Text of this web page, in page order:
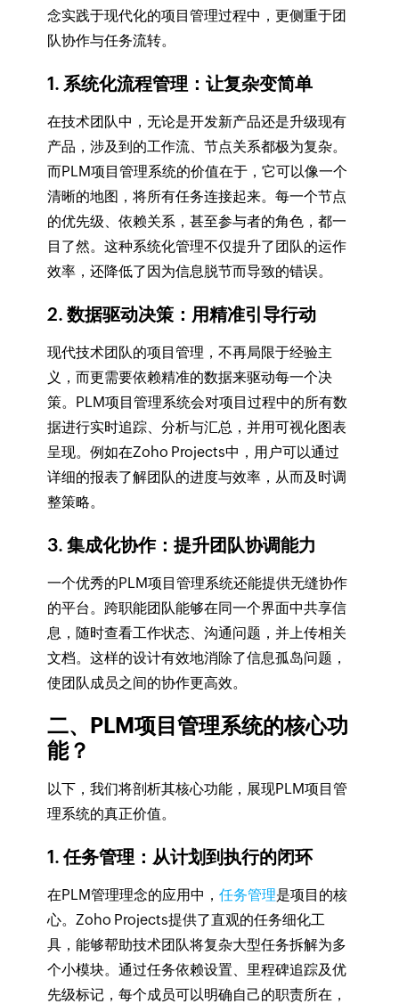
念实践于现代化的项目管理过程中，更侧重于团
队协作与任务流转。
1. 系统化流程管理：让复杂变简单
在技术团队中，无论是开发新产品还是升级现有
产品，涉及到的工作流、节点关系都极为复杂。
而PLM项目管理系统的价值在于，它可以像一个
清晰的地图，将所有任务连接起来。每一个节点
的优先级、依赖关系，甚至参与者的角色，都一
目了然。这种系统化管理不仅提升了团队的运作
效率，还降低了因为信息脱节而导致的错误。
2. 数据驱动决策：用精准引导行动
现代技术团队的项目管理，不再局限于经验主
义，而更需要依赖精准的数据来驱动每一个决
策。PLM项目管理系统会对项目过程中的所有数
据进行实时追踪、分析与汇总，并用可视化图表
呈现。例如在Zoho Projects中，用户可以通过
详细的报表了解团队的进度与效率，从而及时调
整策略。
3. 集成化协作：提升团队协调能力
一个优秀的PLM项目管理系统还能提供无缝协作
的平台。跨职能团队能够在同一个界面中共享信
息，随时查看工作状态、沟通问题，并上传相关
文档。这样的设计有效地消除了信息孤岛问题，
使团队成员之间的协作更高效。
二、PLM项目管理系统的核心功
能？
以下，我们将剖析其核心功能，展现PLM项目管
理系统的真正价值。
1. 任务管理：从计划到执行的闭环
在PLM管理理念的应用中， 任务管理是项目的核
心。Zoho Projects提供了直观的任务细化工
具，能够帮助技术团队将复杂大型任务拆解为多
个小模块。通过任务依赖设置、里程碑追踪及优
先级标记，每个成员可以明确自己的职责所在，